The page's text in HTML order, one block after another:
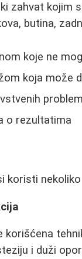
zahvat kojim
butina,
koje ne
koja može
o rezultatima
koristi
i duži